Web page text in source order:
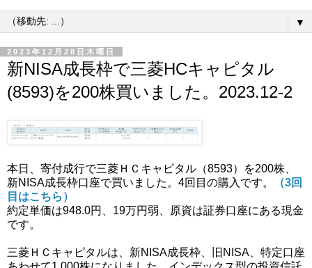
▼
2023年12月28日木曜日
新NISA成長枠で三菱HCキャピタル
(8593)を200株買いました。2023.12-2
本日、寄付成行で三菱ＨＣキャピタル（8593）を200株、
新NISA成長枠口座で買いました。4回目の購入です。
（3回
目はこちら）
約定単価は948.0円、19万円弱、原資は証券口座にある現金
です。
三菱ＨＣキャピタルは、新NISA成長枠、旧NISA、特定口座